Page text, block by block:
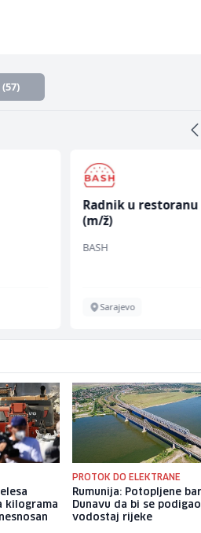
Radnik u restoranu
(m/ž)
BASH
Sarajevo
kilograma
PROTOK DO ELEKTRANE
Rumunija: Potopljene
Dunavu da bi se podigao
vodostaj rijeke